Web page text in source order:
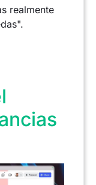
realmente